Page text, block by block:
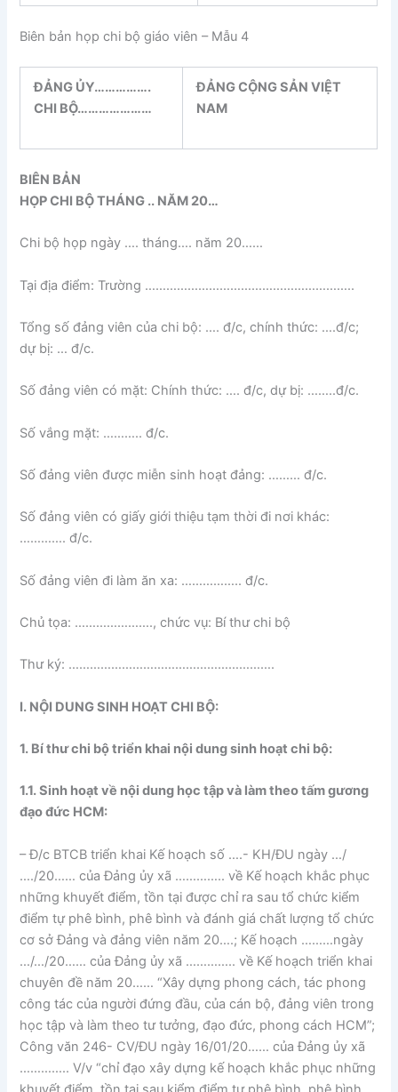
Biên bản họp chi bộ giáo viên – Mẫu 4
ĐẢNG ỦY…………….
CHI BỘ…………………
ĐẢNG CỘNG SẢN VIỆT
NAM
BIÊN BẢN
HỌP CHI BỘ THÁNG .. NĂM 20…
Chi bộ họp ngày …. tháng…. năm 20……
Tại địa điểm: Trường …………………………………………………..
Tổng số đảng viên của chi bộ: …. đ/c, chính thức: ….đ/c;
dự bị: … đ/c.
Số đảng viên có mặt: Chính thức: …. đ/c, dự bị: ……..đ/c.
Số vắng mặt: ……….. đ/c.
Số đảng viên được miễn sinh hoạt đảng: ……… đ/c.
Số đảng viên có giấy giới thiệu tạm thời đi nơi khác:
…………. đ/c.
Số đảng viên đi làm ăn xa: …………….. đ/c.
Chủ tọa: …………………., chức vụ: Bí thư chi bộ
Thư ký: ………………………………………………….
I. NỘI DUNG SINH HOẠT CHI BỘ:
1. Bí thư chi bộ triển khai nội dung sinh hoạt chi bộ:
1.1. Sinh hoạt về nội dung học tập và làm theo tấm gương
đạo đức HCM:
– Đ/c BTCB triển khai Kế hoạch số ….- KH/ĐU ngày …/
…./20…… của Đảng ủy xã ………….. về Kế hoạch khắc phục
những khuyết điểm, tồn tại được chỉ ra sau tổ chức kiểm
điểm tự phê bình, phê bình và đánh giá chất lượng tổ chức
cơ sở Đảng và đảng viên năm 20….; Kế hoạch ………ngày
…/…/20…… của Đảng ủy xã ………….. về Kế hoạch triển khai
chuyên đề năm 20…… “Xây dựng phong cách, tác phong
công tác của người đứng đầu, của cán bộ, đảng viên trong
học tập và làm theo tư tưởng, đạo đức, phong cách HCM”;
Công văn 246- CV/ĐU ngày 16/01/20…… của Đảng ủy xã
………….. V/v “chỉ đạo xây dựng kế hoạch khắc phục những